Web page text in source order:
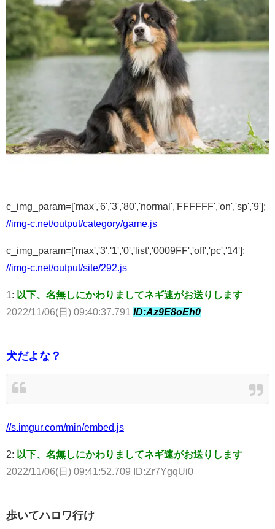
c_img_param=['max','6','3','80','normal','FFFFFF','on','sp','9'];
//img-c.net/output/category/game.js
c_img_param=['max','3','1','0','list','0009FF','off','pc','14'];
//img-c.net/output/site/292.js
1: 以下、名無しにかわりましてネギ速がお送りします
2022/11/06(日) 09:40:37.791 ID:Az9E8oEh0
犬だよな？
//s.imgur.com/min/embed.js
2: 以下、名無しにかわりましてネギ速がお送りします
2022/11/06(日) 09:41:52.709 ID:Zr7YgqUi0
歩いてハロワ行け